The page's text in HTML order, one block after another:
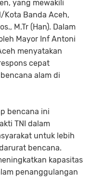
yang mewakili
Kota Banda Aceh,
M.Tr (Han). Dalam
Mayor Inf Antoni
menyatakan
cepat
alam di
bencana ini
TNI dalam
untuk lebih
bencana.
kapasitas
penanggulangan